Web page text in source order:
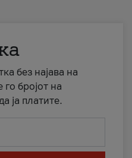
без најава на
бројот на
ја платите.